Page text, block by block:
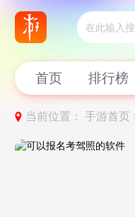
首页 排行榜
当前位置： 手游首页